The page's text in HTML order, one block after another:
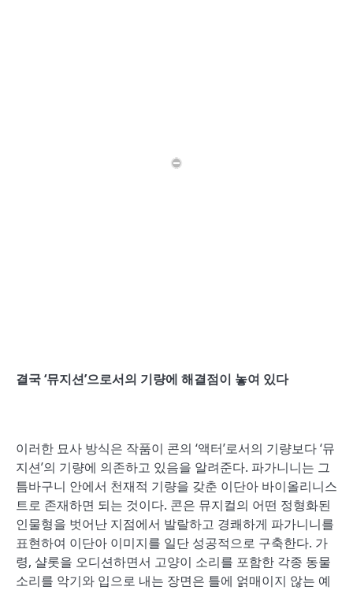
결국 ‘뮤지션’으로서의 기량에 해결점이 놓여 있다
이러한 묘사 방식은 작품이 콘의 ‘액터’로서의 기량보다 ‘뮤
지션’의 기량에 의존하고 있음을 알려준다. 파가니니는 그
틈바구니 안에서 천재적 기량을 갖춘 이단아 바이올리니스
트로 존재하면 되는 것이다. 콘은 뮤지컬의 어떤 정형화된
인물형을 벗어난 지점에서 발랄하고 경쾌하게 파가니니를
표현하여 이단아 이미지를 일단 성공적으로 구축한다. 가
령, 샬롯을 오디션하면서 고양이 소리를 포함한 각종 동물
소리를 악기와 입으로 내는 장면은 틀에 얽매이지 않는 예